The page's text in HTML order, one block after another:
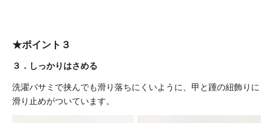
★ポイント３
３．しっかりはさめる
洗濯バサミで挟んでも滑り落ちにくいように、甲と踵の紐飾りに
滑り止めがついています。